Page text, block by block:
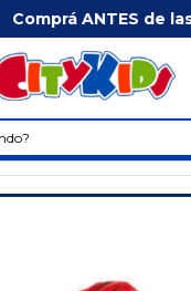
Comprá ANTES de las